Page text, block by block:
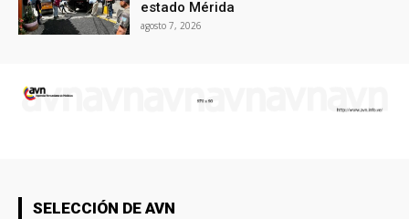
estado Mérida
agosto 7, 2026
SELECCIÓN DE AVN